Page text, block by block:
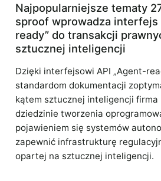
Najpopularniejsze tematy
sproof wprowadza interfejs
ready” do transakcji
sztucznej inteligencji
Dzięki interfejsowi API „Agent-
standardom dokumentacji
kątem sztucznej inteligencji firma
dziedzinie tworzenia
pojawieniem się systemów
zapewnić infrastrukturę
opartej na sztucznej inteligencji.